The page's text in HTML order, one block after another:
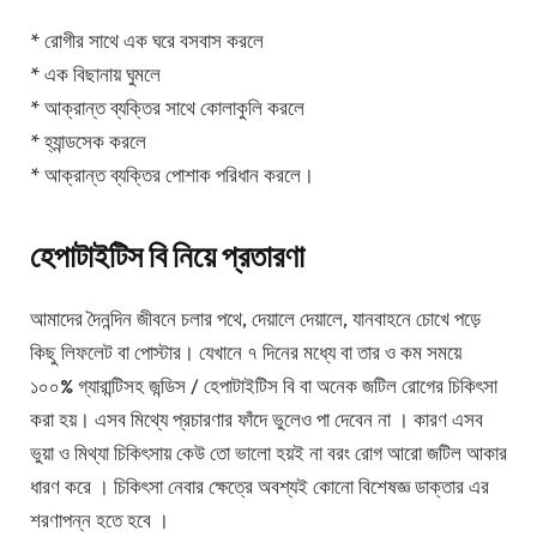
* রোগীর সাথে এক ঘরে বসবাস করলে
* এক বিছানায় ঘুমলে
* আক্রান্ত ব্যক্তির সাথে কোলাকুলি করলে
* হ্যান্ডসেক করলে
* আক্রান্ত ব্যক্তির পোশাক পরিধান করলে।
হেপাটাইটিস বি নিয়ে প্রতারণা
আমাদের দৈনন্দিন জীবনে চলার পথে, দেয়ালে দেয়ালে, যানবাহনে চোখে পড়ে
কিছু লিফলেট বা পোস্টার। যেখানে ৭ দিনের মধ্যে বা তার ও কম সময়ে
১০০% গ্যারান্টিসহ জন্ডিস / হেপাটাইটিস বি বা অনেক জটিল রোগের চিকিৎসা
করা হয়। এসব মিথ্যে প্রচারণার ফাঁদে ভুলেও পা দেবেন না । কারণ এসব
ভুয়া ও মিথ্যা চিকিৎসায় কেউ তো ভালো হয়ই না বরং রোগ আরো জটিল আকার
ধারণ করে । চিকিৎসা নেবার ক্ষেত্রে অবশ্যই কোনো বিশেষজ্ঞ ডাক্তার এর
শরণাপন্ন হতে হবে ।